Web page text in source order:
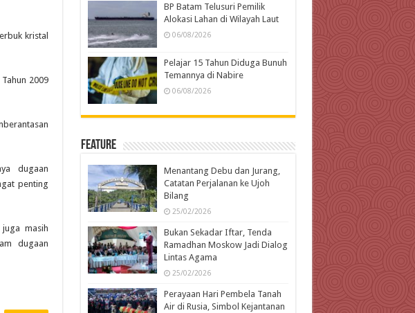
kristal
2009
dugaan
penting
masih
dugaan
BP Batam Telusuri Pemilik
Alokasi Lahan di Wilayah Laut
06/08/2026
Pelajar 15 Tahun Diduga Bunuh
Temannya di Nabire
06/08/2026
Feature
Menantang Debu dan Jurang,
Catatan Perjalanan ke Ujoh
Bilang
25/02/2026
Bukan Sekadar Iftar, Tenda
Ramadhan Moskow Jadi Dialog
Lintas Agama
25/02/2026
Perayaan Hari Pembela Tanah
Air di Rusia, Simbol Kejantanan